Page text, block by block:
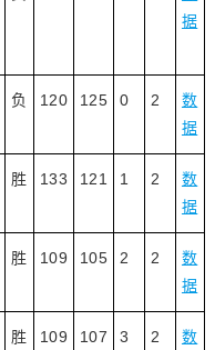
据
负 120 125 0 2
数
据
胜 133 121 1 2
数
据
胜 109 105 2 2
数
据
胜 109 107 3 2
数